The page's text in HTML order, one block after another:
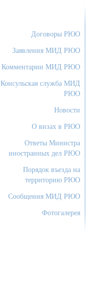
Договоры РЮО
Заявления МИД РЮО
Комментарии МИД РЮО
Консульская служба МИД
РЮО
Новости
О визах в РЮО
Ответы Министра
иностранных дел РЮО
Порядок въезда на
территорию РЮО
Сообщения МИД РЮО
Фотогалерея